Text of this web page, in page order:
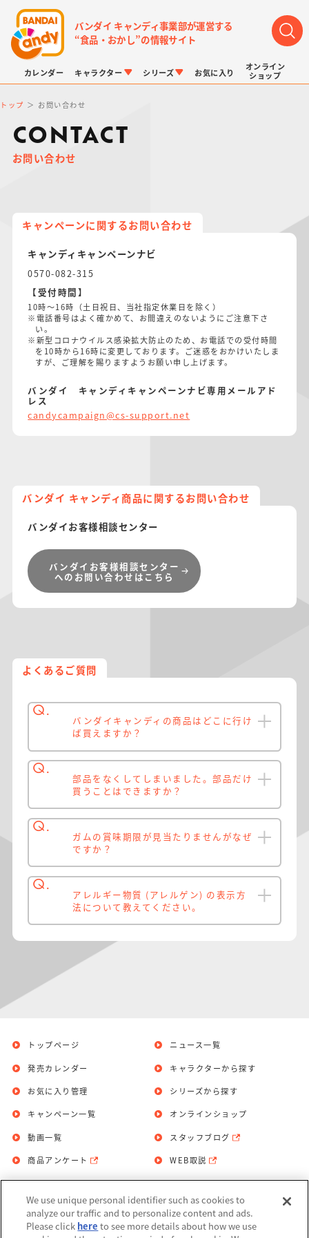
バンダイ キャンディ事業部が運営する
“食品・おかし”の情報サイト
カレンダー キャラクター
仮面ライダーシリー
ガンダムシリーズ アンパンマン
シリーズ
キャラパキ
にふぉるめーしょん
ポケモンスケールワ
お気に入り
オンライン
ショップ
トップ お問い合わせ
CONTACT
お問い合わせ
キャンペーンに関するお問い合わせ
キャンディキャンペーンナビ
0570-082-315
【受付時間】
10時～16時（土日祝日、当社指定休業日を除く）
※電話番号はよく確かめて、お間違えのないようにご注意下さ
い。
※新型コロナウイルス感染拡大防止のため、お電話での受付時間
を10時から16時に変更しております。ご迷惑をおかけいたしま
すが、ご理解を賜りますようお願い申し上げます。
バンダイ キャンディキャンペーンナビ専用メールアド
レス
candycampaign@cs-support.net
バンダイ キャンディ商品に関するお問い合わせ
バンダイお客様相談センター
バンダイお客様相談センター
へのお問い合わせはこちら
よくあるご質問
バンダイキャンディの商品はどこに行け
ば買えますか？
部品をなくしてしまいました。部品だけ
買うことはできますか？
ガムの賞味期限が見当たりませんがなぜ
ですか？
アレルギー物質 (アレルゲン) の表示方
法について教えてください。
トップページ
発売カレンダー
お気に入り管理
ニュース一覧
キャラクターから探す
シリーズから探す
キャンペーン一覧
動画一覧
商品アンケート
オンラインショップ
スタッフブログ
WEB取説
お問い合わせ 個人情報保護方針
利用規約
We use unique personal identifier such as cookies to
analyze our traffic and to personalize content and ads.
Please click here to see more details about how we use